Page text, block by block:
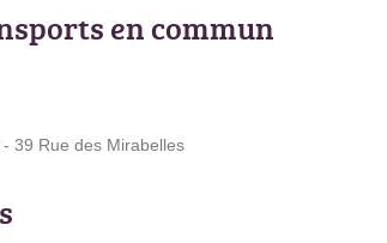
en commun
39 Rue des Mirabelles